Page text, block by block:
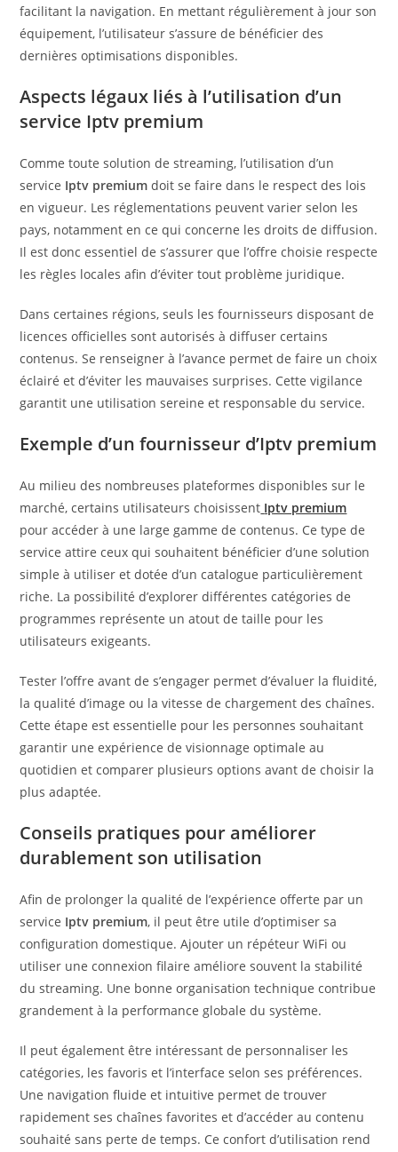
facilitant la navigation. En mettant régulièrement à jour son
équipement, l’utilisateur s’assure de bénéficier des
dernières optimisations disponibles.
Aspects légaux liés à l’utilisation d’un
service Iptv premium
Comme toute solution de streaming, l’utilisation d’un
service Iptv premium doit se faire dans le respect des lois
en vigueur. Les réglementations peuvent varier selon les
pays, notamment en ce qui concerne les droits de diffusion.
Il est donc essentiel de s’assurer que l’offre choisie respecte
les règles locales afin d’éviter tout problème juridique.
Dans certaines régions, seuls les fournisseurs disposant de
licences officielles sont autorisés à diffuser certains
contenus. Se renseigner à l’avance permet de faire un choix
éclairé et d’éviter les mauvaises surprises. Cette vigilance
garantit une utilisation sereine et responsable du service.
Exemple d’un fournisseur d’Iptv premium
Au milieu des nombreuses plateformes disponibles sur le
marché, certains utilisateurs choisissent Iptv premium
pour accéder à une large gamme de contenus. Ce type de
service attire ceux qui souhaitent bénéficier d’une solution
simple à utiliser et dotée d’un catalogue particulièrement
riche. La possibilité d’explorer différentes catégories de
programmes représente un atout de taille pour les
utilisateurs exigeants.
Tester l’offre avant de s’engager permet d’évaluer la fluidité,
la qualité d’image ou la vitesse de chargement des chaînes.
Cette étape est essentielle pour les personnes souhaitant
garantir une expérience de visionnage optimale au
quotidien et comparer plusieurs options avant de choisir la
plus adaptée.
Conseils pratiques pour améliorer
durablement son utilisation
Afin de prolonger la qualité de l’expérience offerte par un
service Iptv premium, il peut être utile d’optimiser sa
configuration domestique. Ajouter un répéteur WiFi ou
utiliser une connexion filaire améliore souvent la stabilité
du streaming. Une bonne organisation technique contribue
grandement à la performance globale du système.
Il peut également être intéressant de personnaliser les
catégories, les favoris et l’interface selon ses préférences.
Une navigation fluide et intuitive permet de trouver
rapidement ses chaînes favorites et d’accéder au contenu
souhaité sans perte de temps. Ce confort d’utilisation rend